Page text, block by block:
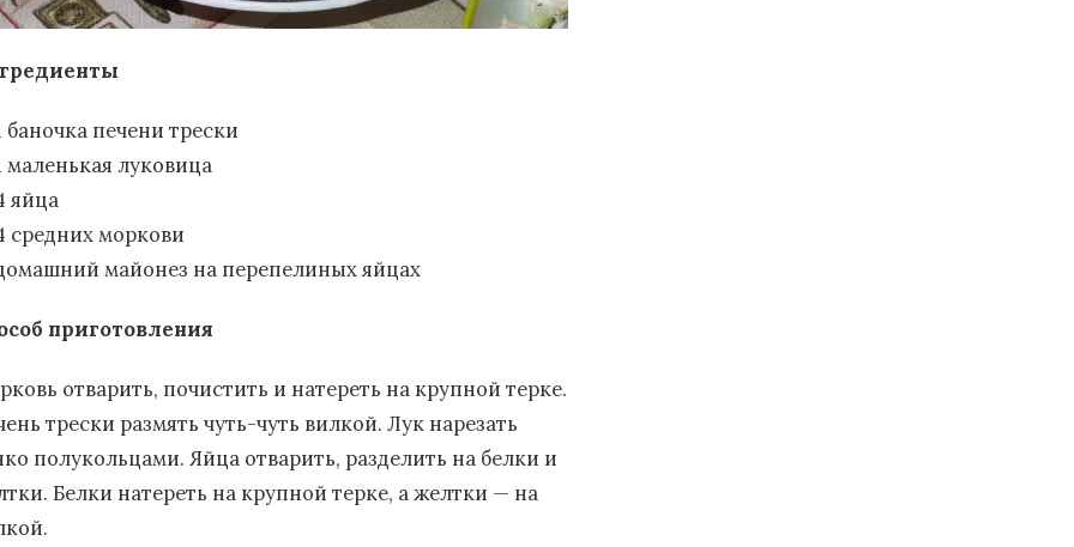
баночка печени трески
маленькая луковица
яйца
средних моркови
майонез на перепелиных яйцах
приготовления
отварить, почистить и натереть на крупной терке.
трески размять чуть-чуть вилкой. Лук нарезать
полукольцами. Яйца отварить, разделить на белки и
Белки натереть на крупной терке, а желтки — на